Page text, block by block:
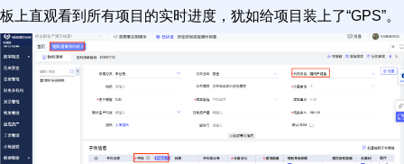
板上直观看到所有项目的实时进度，犹如给项目装上了“GPS”。